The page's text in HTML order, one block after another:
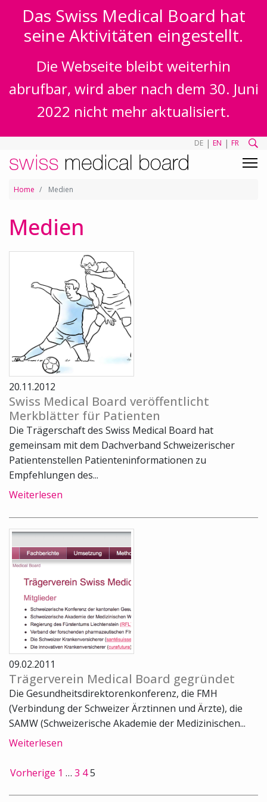
Das Swiss Medical Board hat
seine Aktivitäten eingestellt.
Die Webseite bleibt weiterhin
abrufbar, wird aber nach dem 30. Juni
2022 nicht mehr aktualisiert.
DE | EN | FR
Home Medien
Medien
20.11.2012
Swiss Medical Board veröffentlicht
Merkblätter für Patienten
Die Trägerschaft des Swiss Medical Board hat
gemeinsam mit dem Dachverband Schweizerischer
Patientenstellen Patienteninformationen zu
Empfehlungen des...
Weiterlesen
09.02.2011
Trägerverein Medical Board gegründet
Die Gesundheitsdirektorenkonferenz, die FMH
(Verbindung der Schweizer Ärztinnen und Ärzte), die
SAMW (Schweizerische Akademie der Medizinischen...
Weiterlesen
Vorherige 1 … 3 45